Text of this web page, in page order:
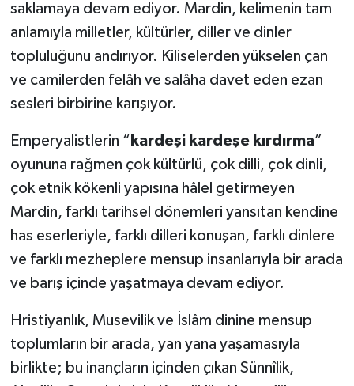
saklamaya devam ediyor. Mardin, kelimenin tam
anlamıyla milletler, kültürler, diller ve dinler
topluluğunu andırıyor. Kiliselerden yükselen çan
ve camilerden felâh ve salâha davet eden ezan
sesleri birbirine karışıyor.
Emperyalistlerin “ kardeşi kardeşe kırdırma”
oyununa rağmen çok kültürlü, çok dilli, çok dinli,
çok etnik kökenli yapısına hâlel getirmeyen
Mardin, farklı tarihsel dönemleri yansıtan kendine
has eserleriyle, farklı dilleri konuşan, farklı dinlere
ve farklı mezheplere mensup insanlarıyla bir arada
ve barış içinde yaşatmaya devam ediyor.
Hristiyanlık, Musevilik ve İslâm dinine mensup
toplumların bir arada, yan yana yaşamasıyla
birlikte; bu inançların içinden çıkan Sünnîlik,